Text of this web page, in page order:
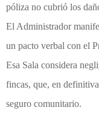
póliza no cubrió los
El Administrador
un pacto verbal con el
Esa Sala considera
fincas, que, en
seguro comunitario.